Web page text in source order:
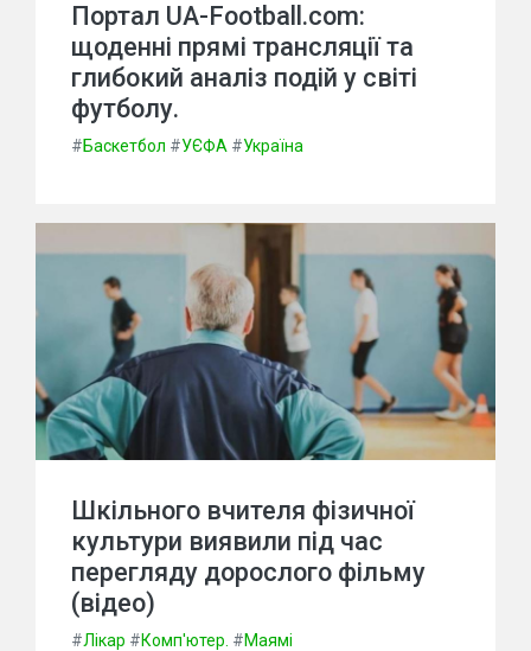
Портал UA-Football.com:
щоденні прямі трансляції та
глибокий аналіз подій у світі
футболу.
#Баскетбол #УЄФА #Україна
Шкільного вчителя фізичної
культури виявили під час
перегляду дорослого фільму
(відео)
#Лікар #Комп'ютер. #Маямі